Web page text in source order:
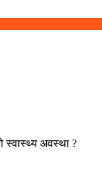
स्वास्थ्य अवस्था ?